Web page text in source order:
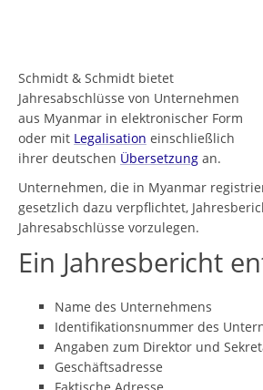
Schmidt & Schmidt bietet
Jahresabschlüsse von Unternehmen
aus Myanmar in elektronischer Form
oder mit Legalisation einschließlich
ihrer deutschen Übersetzung an.
Unternehmen, die in Myanmar
gesetzlich dazu verpflichtet,
Jahresabschlüsse vorzulegen.
Ein Jahresbericht
Name des Unternehmens
Identifikationsnummer des
Angaben zum Direktor und
Geschäftsadresse